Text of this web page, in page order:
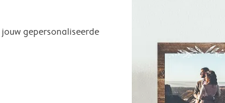
gepersonaliseerde